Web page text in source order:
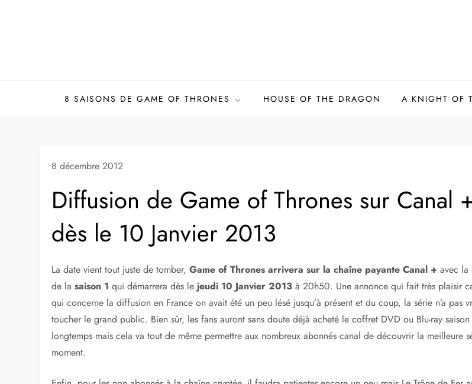
8 SAISONS DE GAME OF THRONES HOUSE OF THE DRAGON A KNIGHT OF
8 décembre 2012
Diffusion de Game of Thrones sur Canal
dès le 10 Janvier 2013
La date vient tout juste de tomber, Game of Thrones arrivera sur la chaîne payante Canal + avec la
de lasaison 1 qui démarrera dès lejeudi 10 Janvier 2013 à 20h50. Une annonce qui fait très plaisir
qui concerne la diffusion en France on avait été un peu lésé jusqu’à présent et du coup, la série n’a pas
toucher le grand public. Bien sûr, les fans auront sans doute déjà acheté le coffret DVD ou Blu-ray
longtemps mais cela va tout de même permettre aux nombreux abonnés canal de découvrir la meilleure
moment.